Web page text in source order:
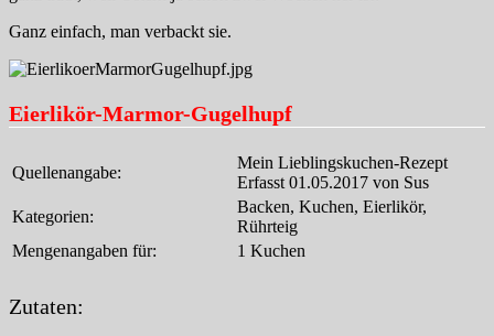
Ganz einfach, man verbackt sie.
Eierlikör-Marmor-Gugelhupf
Quellenangabe:
Mein Lieblingskuchen-Rezept
Erfasst 01.05.2017 von Sus
Kategorien:
Backen, Kuchen, Eierlikör,
Rührteig
Mengenangaben für:
1 Kuchen
Zutaten: